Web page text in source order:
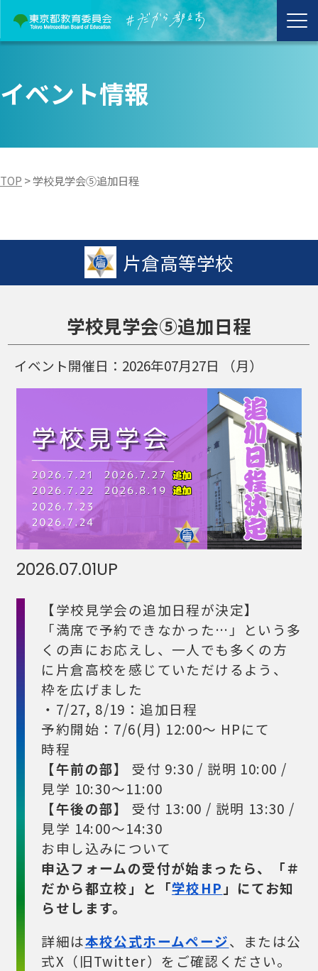
イベント情報
TOP >学校見学会⑤追加日程
片倉高等学校
学校見学会⑤追加日程
イベント開催日： 2026年07月27日 （月）
2026.07.01UP
【学校見学会の追加日程が決定】
「満席で予約できなかった…」という多
くの声にお応えし、一人でも多くの方
に片倉高校を感じていただけるよう、
枠を広げました
・7/27, 8/19：追加日程
予約開始：7/6(月) 12:00〜 HPにて
時程
【午前の部】
受付 9:30 / 説明 10:00 /
見学 10:30～11:00
【午後の部】
受付 13:00 / 説明 13:30 /
見学 14:00～14:30
お申し込みについて
申込フォームの受付が始まったら、「＃
だから都立校」と「学校HP 」にてお知
らせします。
詳細は本校公式ホームページ、または公
式X（旧Twitter）をご確認ください。